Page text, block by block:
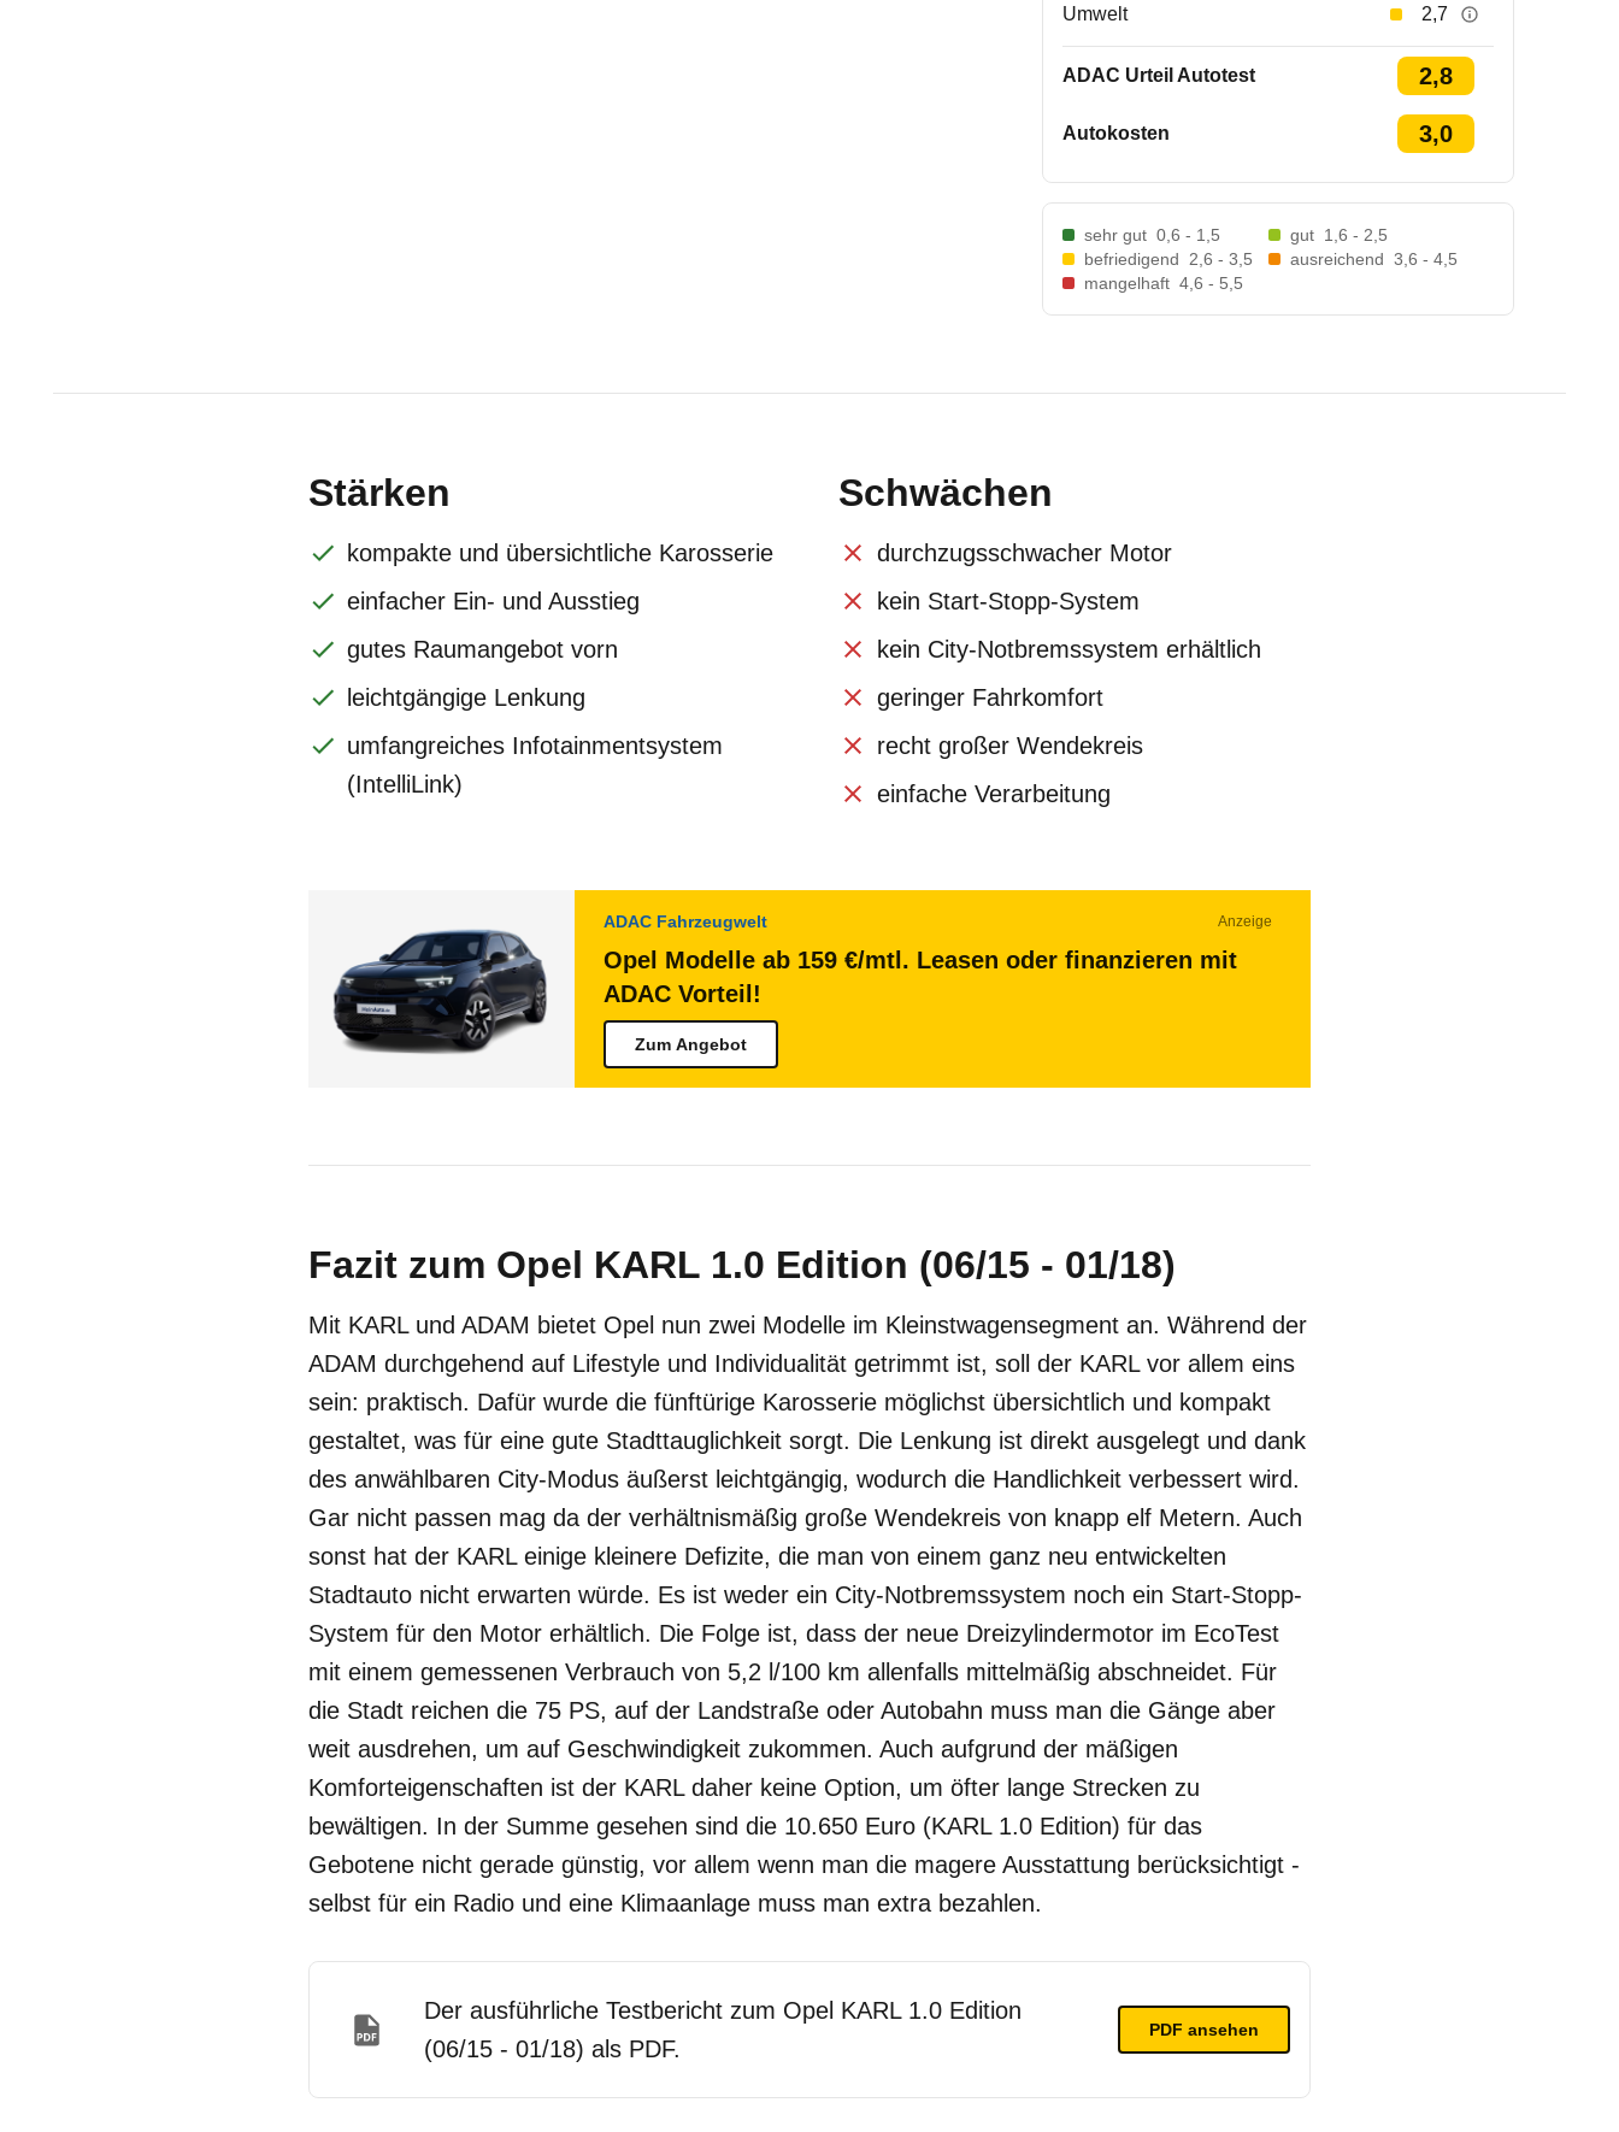
Umwelt 2,7
ADAC Urteil Autotest 2,8
Autokosten 3,0
sehr gut 0,6 - 1,5 gut 1,6 - 2,5
befriedigend
2,6 - 3,5 ausreichend 3,6 - 4,5
mangelhaft 4,6 - 5,5
Stärken
kompakte und übersichtliche Karosserie
einfacher Ein- und Ausstieg
gutes Raumangebot vorn
leichtgängige Lenkung
umfangreiches Infotainmentsystem
(IntelliLink)
Schwächen
durchzugsschwacher Motor
kein Start-Stopp-System
kein City-Notbremssystem erhältlich
geringer Fahrkomfort
recht großer Wendekreis
einfache Verarbeitung
ADAC Fahrzeugwelt Anzeige
Opel Modelle ab 159 €/mtl. Leasen oder finanzieren mit
ADAC Vorteil!
Zum Angebot
Fazit zum Opel KARL 1.0 Edition (06/15 - 01/18)
Mit KARL und ADAM bietet Opel nun zwei Modelle im Kleinstwagensegment an. Während der
ADAM durchgehend auf Lifestyle und Individualität getrimmt ist, soll der KARL vor allem eins
sein: praktisch. Dafür wurde die fünftürige Karosserie möglichst übersichtlich und kompakt
gestaltet, was für eine gute Stadttauglichkeit sorgt. Die Lenkung ist direkt ausgelegt und dank
des anwählbaren City-Modus äußerst leichtgängig, wodurch die Handlichkeit verbessert wird.
Gar nicht passen mag da der verhältnismäßig große Wendekreis von knapp elf Metern. Auch
sonst hat der KARL einige kleinere Defizite, die man von einem ganz neu entwickelten
Stadtauto nicht erwarten würde. Es ist weder ein City-Notbremssystem noch ein Start-Stopp-
System für den Motor erhältlich. Die Folge ist, dass der neue Dreizylindermotor im EcoTest
mit einem gemessenen Verbrauch von 5,2 l/100 km allenfalls mittelmäßig abschneidet. Für
die Stadt reichen die 75 PS, auf der Landstraße oder Autobahn muss man die Gänge aber
weit ausdrehen, um auf Geschwindigkeit zukommen. Auch aufgrund der mäßigen
Komforteigenschaften ist der KARL daher keine Option, um öfter lange Strecken zu
bewältigen. In der Summe gesehen sind die 10.650 Euro (KARL 1.0 Edition) für das
Gebotene nicht gerade günstig, vor allem wenn man die magere Ausstattung berücksichtigt -
selbst für ein Radio und eine Klimaanlage muss man extra bezahlen.
Der ausführliche Testbericht zum Opel KARL 1.0 Edition
(06/15 - 01/18) als PDF.
PDF ansehen